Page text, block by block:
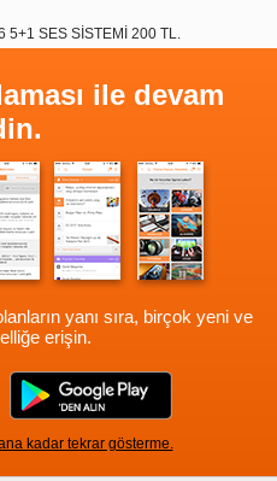
SES SİSTEMİ 200 TL.
ile devam
yanı sıra, birçok yeni ve
erişin.
kadar tekrar gösterme.